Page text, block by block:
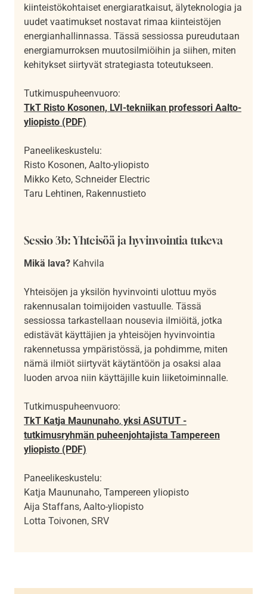
kiinteistökohtaiset energiaratkaisut, älyteknologia ja
uudet vaatimukset nostavat rimaa kiinteistöjen
energianhallinnassa. Tässä sessiossa pureudutaan
energiamurroksen muutosilmiöihin ja siihen, miten
kehitykset siirtyvät strategiasta toteutukseen.
Tutkimuspuheenvuoro:
TkT Risto Kosonen, LVI-tekniikan professori Aalto-
yliopisto (PDF)
Paneelikeskustelu:
Risto Kosonen, Aalto-yliopisto
Mikko Keto, Schneider Electric
Taru Lehtinen, Rakennustieto
Sessio 3b: Yhteisöä ja hyvinvointia tukeva
Mikä lava? Kahvila
Yhteisöjen ja yksilön hyvinvointi ulottuu myös
rakennusalan toimijoiden vastuulle. Tässä
sessiossa tarkastellaan nousevia ilmiöitä, jotka
edistävät käyttäjien ja yhteisöjen hyvinvointia
rakennetussa ympäristössä, ja pohdimme, miten
nämä ilmiöt siirtyvät käytäntöön ja osaksi alaa
luoden arvoa niin käyttäjille kuin liiketoiminnalle.
Tutkimuspuheenvuoro:
TkT Katja Maununaho, yksi ASUTUT -
tutkimusryhmän puheenjohtajista Tampereen
yliopisto (PDF)
Paneelikeskustelu:
Katja Maununaho, Tampereen yliopisto
Aija Staffans, Aalto-yliopisto
Lotta Toivonen, SRV